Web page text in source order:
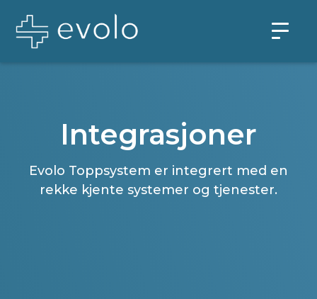
Integrasjoner
Evolo Toppsystem er integrert med en
rekke kjente systemer og tjenester.